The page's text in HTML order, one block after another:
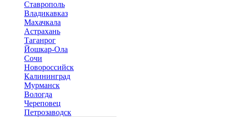
Ставрополь
Владикавказ
Махачкала
Астрахань
Таганрог
Йошкар-Ола
Сочи
Новороссийск
Калининград
Мурманск
Вологда
Череповец
Петрозаводск